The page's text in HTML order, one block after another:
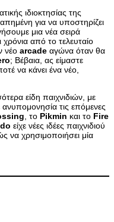
ιδιοκτησίας της
για να υποστηρίζει
μια νέα σειρά
από το τελευταίο
νέο arcade αγώνα όταν θα
; Βέβαια, ας είμαστε
να κάνει ένα νέο,
είδη παιχνιδιών, με
τις επόμενες
, το Pikmin και το Fire
είχε νέες ιδέες παιχνιδιού
να χρησιμοποιήσει μία